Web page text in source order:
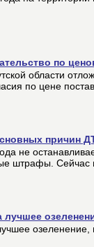
по
области
по цене
причин
не
штрафы. Сейчас
лучшее